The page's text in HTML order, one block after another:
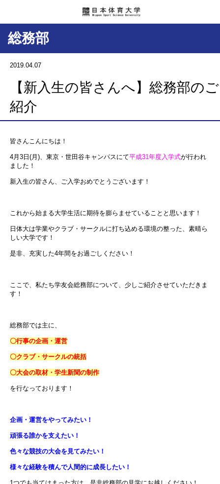
総務部
2019.04.07
【新入生の皆さんへ】総務部のご
紹介
皆さんこんにちは！
4月3日(月)、東京・世田谷キャンパスにて平成31年度入学式が行われ
ました！
新入生の皆さん、ご入学おめでとうございます！
これから始まる大学生活に期待を膨らませていることと思います！
日体大は学業やクラブ・サークルに打ち込める環境の整った、素晴ら
しい大学です！
是非、充実した4年間をお過ごしください！
ここで、私たち学友会総務部について、少しご紹介させていただきま
す！
総務部では主に、
〇行事の企画・運営
〇クラブ・サークルの統括
〇大会の取材・学生新聞の制作
を行なっております！
企画・運営をやってみたい！
頑張る誰かを支えたい！
色々な競技の大会を見てみたい！
様々な経験を積んで人間的に成長したい！